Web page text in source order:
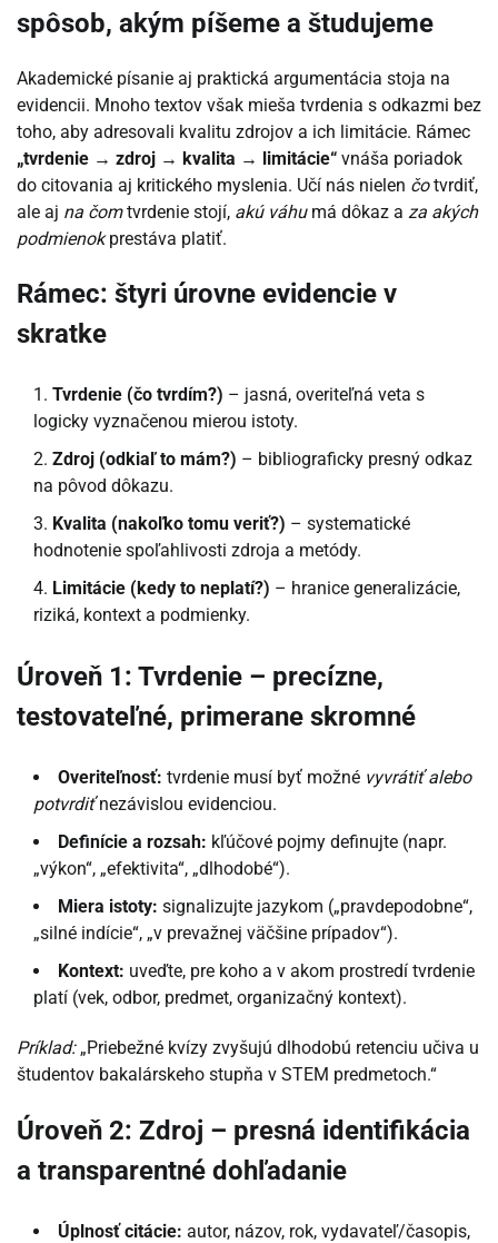
spôsob, akým píšeme a študujeme
Akademické písanie aj praktická argumentácia stoja na
evidencii. Mnoho textov však mieša tvrdenia s odkazmi bez
toho, aby adresovali kvalitu zdrojov a ich limitácie. Rámec
„tvrdenie → zdroj → kvalita → limitácie“ vnáša poriadok
do citovania aj kritického myslenia. Učí nás nielen čotvrdiť,
ale aj na čomtvrdenie stojí, akú váhumá dôkaz a za akých
podmienokprestáva platiť.
Rámec: štyri úrovne evidencie v
skratke
Tvrdenie (čo tvrdím?) – jasná, overiteľná veta s
logicky vyznačenou mierou istoty.
Zdroj (odkiaľ to mám?) – bibliograficky presný odkaz
na pôvod dôkazu.
Kvalita (nakoľko tomu veriť?) – systematické
hodnotenie spoľahlivosti zdroja a metódy.
Limitácie (kedy to neplatí?) – hranice generalizácie,
riziká, kontext a podmienky.
Úroveň 1: Tvrdenie – precízne,
testovateľné, primerane skromné
Overiteľnosť: tvrdenie musí byť možné vyvrátiť alebo
potvrdiťnezávislou evidenciou.
Definície a rozsah: kľúčové pojmy definujte (napr.
„výkon“, „efektivita“, „dlhodobé“).
Miera istoty: signalizujte jazykom („pravdepodobne“,
„silné indície“, „v prevažnej väčšine prípadov“).
Kontext: uveďte, pre koho a v akom prostredí tvrdenie
platí (vek, odbor, predmet, organizačný kontext).
Príklad:„Priebežné kvízy zvyšujú dlhodobú retenciu učiva u
študentov bakalárskeho stupňa v STEM predmetoch.“
Úroveň 2: Zdroj – presná identifikácia
a transparentné dohľadanie
Úplnosť citácie: autor, názov, rok, vydavateľ/časopis,